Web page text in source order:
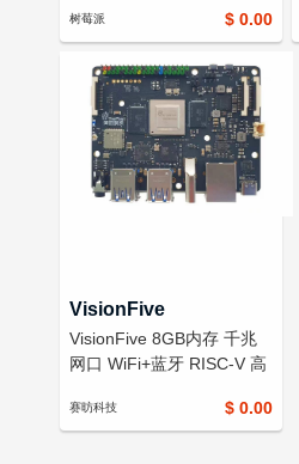
树莓派 $ 0.00
VisionFive
VisionFive 8GB内存 千兆
网口 WiFi+蓝牙 RISC-V 高
赛昉科技 $ 0.00